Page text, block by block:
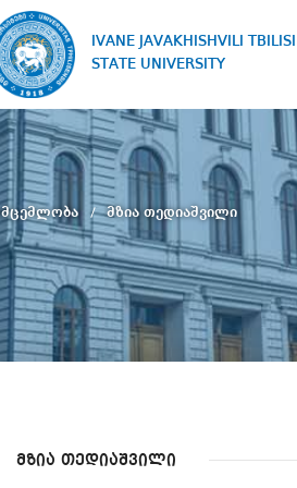
IVANE JAVAKHISHVILI TBILISI
STATE UNIVERSITY
მზია თედიაშვილი
მზია თედიაშვილი